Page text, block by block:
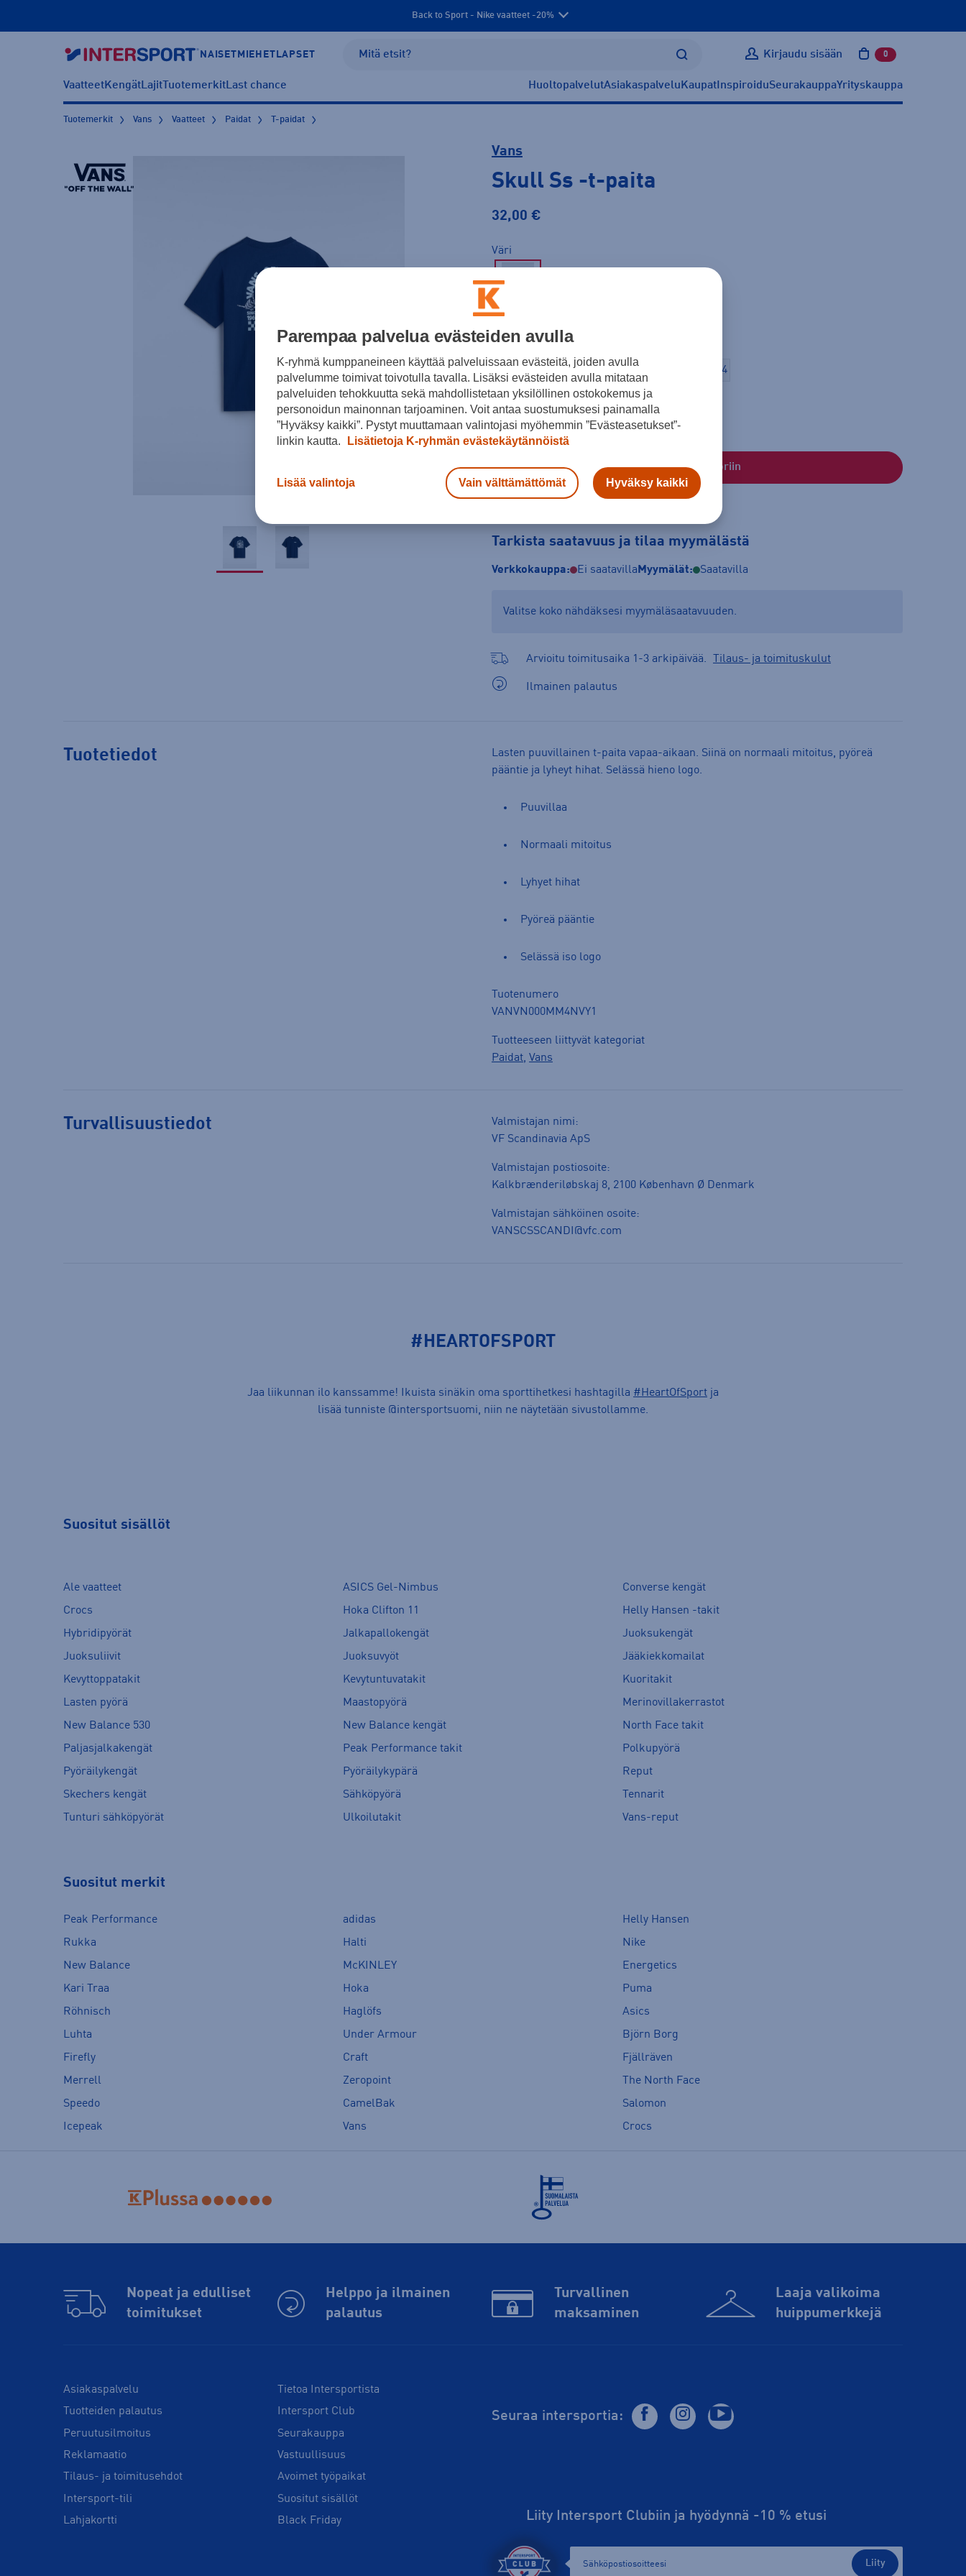
Back to Sport - Nike vaatteet -20%
NAISET MIEHET LAPSET Kirjaudu sisään 0 tuotetta
VaatteetKengätLajitTuotemerkitLast chance HuoltopalvelutAsiakaspalvelu Kaupat InspiroiduSeurakauppaYrityskauppa
Tuotemerkit Vans Vaatteet Paidat T-paidat
Vans
Skull Ss -t-paita
32,00 €
Väri
Sininen
122 - 132 134,5 - 148,5 165 - 174
Kokotaulukko
Lisää ostoskoriin
Tarkista saatavuus ja tilaa myymälästä
Verkkokauppa: Ei saatavilla Myymälät: Saatavilla
Valitse koko nähdäksesi myymäläsaatavuuden.
Arvioitu toimitusaika 1-3 arkipäivää. Tilaus- ja toimituskulut
Ilmainen palautus
Tuotetiedot
Lasten puuvillainen t-paita vapaa-aikaan. Siinä on normaali mitoitus, pyöreä
pääntie ja lyheyt hihat. Selässä hieno logo.
Puuvillaa
Normaali mitoitus
Lyhyet hihat
Pyöreä pääntie
Selässä iso logo
Tuotenumero
VANVN000MM4NVY1
Tuotteeseen liittyvät kategoriat
Paidat, Vans
Turvallisuustiedot
Valmistajan nimi:
VF Scandinavia ApS
Valmistajan postiosoite:
Kalkbrænderiløbskaj 8, 2100 København Ø Denmark
Valmistajan sähköinen osoite:
VANSCSSCANDI@vfc.com
#HEARTOFSPORT
Jaa liikunnan ilo kanssamme! Ikuista sinäkin oma sporttihetkesi hashtagilla #HeartOfSport ja
lisää tunniste @intersportsuomi, niin ne näytetään sivustollamme.
Suositut sisällöt
Ale vaatteet ASICS Gel-Nimbus
Converse kengät
Crocs
Hoka Clifton 11
Helly Hansen -takit
Hybridipyörät
Jalkapallokengät
Juoksukengät
Juoksuliivit
Juoksuvyöt
Jääkiekkomailat
Kevyttoppatakit
Kevytuntuvatakit
Kuoritakit
Lasten pyörä
Maastopyörä
Merinovillakerrastot
New Balance 530
New Balance kengät
North Face takit
Paljasjalkakengät
Peak Performance takit
Polkupyörä
Pyöräilykengät
Pyöräilykypärä
Reput
Skechers kengät
Sähköpyörä
Tennarit
Tunturi sähköpyörät
Ulkoilutakit Vans-reput
Suositut merkit
Peak Performance adidas
Helly Hansen
Rukka
Halti
Nike
New Balance
McKINLEY
Energetics
Kari Traa
Hoka
Puma
Röhnisch
Haglöfs
Asics
Luhta
Under Armour
Björn Borg
Firefly
Craft
Fjällräven
Merrell
Zeropoint
The North Face
Speedo
CamelBak
Salomon
Icepeak
Vans Crocs
Nopeat ja edulliset
toimitukset
Helppo ja ilmainen
palautus
Turvallinen
maksaminen
Laaja valikoima
huippu­merkkejä
Asiakaspalvelu
Tuotteiden palautus
Peruutusilmoitus
Reklamaatio
Tilaus- ja toimitusehdot
Intersport-tili
Lahjakortti
Tietoa Intersportista
Intersport Club
Seurakauppa
Vastuullisuus
Avoimet työpaikat
Suositut sisällöt
Black Friday
Seuraa intersportia:
Liity Intersport Clubiin ja hyödynnä -10 % etusi
Liity
Parempaa palvelua evästeiden avulla
K-ryhmä kumppaneineen käyttää palveluissaan evästeitä, joiden avulla
palvelumme toimivat toivotulla tavalla. Lisäksi evästeiden avulla mitataan
palveluiden tehokkuutta sekä mahdollistetaan yksilöllinen ostokokemus ja
personoidun mainonnan tarjoaminen. Voit antaa suostumuksesi painamalla
”Hyväksy kaikki”. Pystyt muuttamaan valintojasi myöhemmin ”Evästeasetukset”-
linkin kautta.
Lisätietoja K-ryhmän evästekäytännöistä
Lisää valintoja Vain välttämättömät Hyväksy kaikki